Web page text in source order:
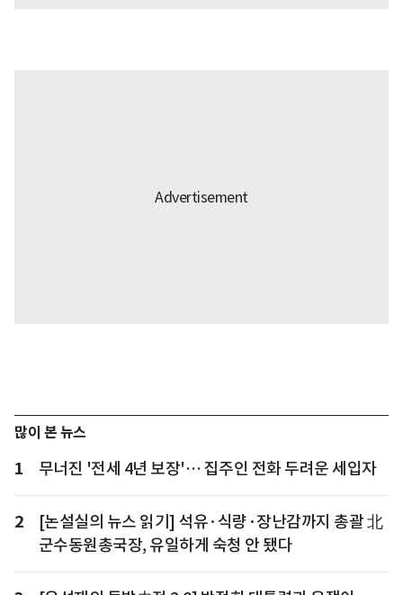
많이 본 뉴스
1 무너진 '전세 4년 보장'… 집주인 전화 두려운 세입자
2
[논설실의 뉴스 읽기] 석유·식량·장난감까지 총괄 北
군수동원총국장, 유일하게 숙청 안 됐다